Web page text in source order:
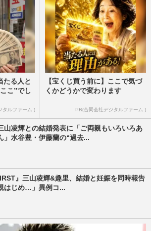
たる人と
こ”でし
タルファーム )
【宝くじ買う前に】ここで気づ
くかどうかで変わります
PR(合同会社デジタルファーム )
山凌輝との結婚発表に「ご両親もいろいろあ
」水谷豊・伊藤蘭の“過去...
』三山凌輝&趣里、結婚と妊娠を同時報告
はじめ…」異例コ...